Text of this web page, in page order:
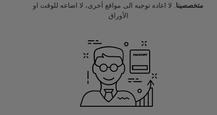
متخصصينا . لا اعاده توجيه الى مواقع أخرى، لا اضاعه للوقت او
الأوراق